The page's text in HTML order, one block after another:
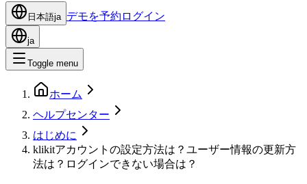
日本語ja デモを予約 ログイン
ja
Toggle menu
ホーム
ヘルプセンター
はじめに
klikitアカウントの設定方法は？ユーザー情報の更新方
法は？ログインできない場合は？